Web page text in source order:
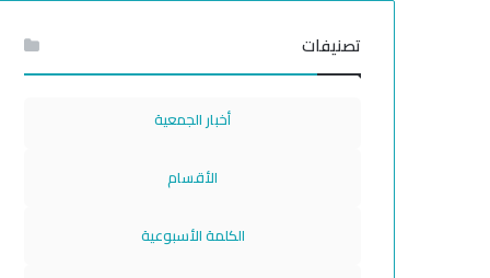
تصنيفات
أخبار الجمعية
الأقسام
الكلمة الأسبوعية